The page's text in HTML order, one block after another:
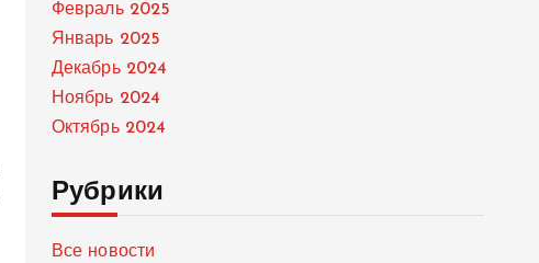
Февраль 2025
Январь 2025
Декабрь 2024
Ноябрь 2024
Октябрь 2024
Рубрики
Все новости